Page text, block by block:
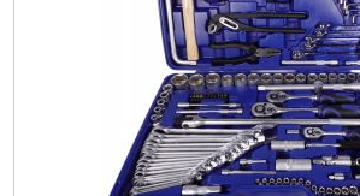
7,000 г
Подробнее...